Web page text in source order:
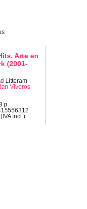
Arte en
(2001-
Litteram
Viveros-
p.
incl.)